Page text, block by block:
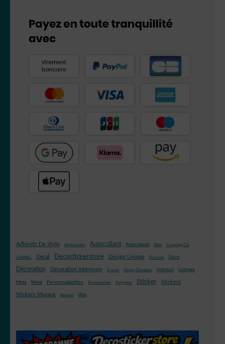
Adhésifs De Style Anniversaire Autocollant Autocollants Bike Camping-Car
CHANEL Decal Decostickerstore Design Unique Douceur Déco
Décoration Décoration Intérieure France Harley Davidson Intérieur Lettrage
Moto Mural Personnalisation Personnaliser Polyester Sticker Stickers
Stickers Muraux Versace Vélo